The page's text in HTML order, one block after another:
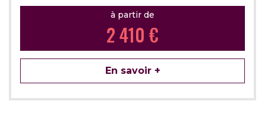
à partir de
2 410 €
En savoir +